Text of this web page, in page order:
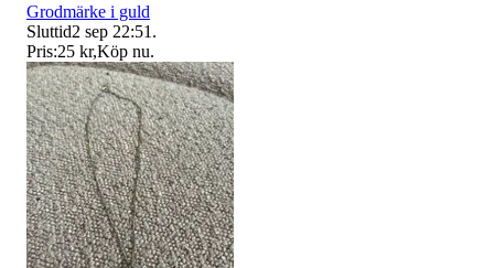
Grodmärke i guld
Sluttid2 sep 22:51 .
Pris:25 kr,Köp nu.